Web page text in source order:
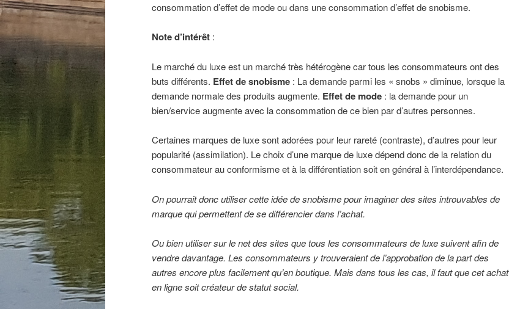
consommation d’effet de mode ou dans une consommation d’effet de snobisme.
Note d’intérêt :
Le marché du luxe est un marché très hétérogène car tous les consommateurs ont des
buts différents. Effet de snobisme : La demande parmi les « snobs » diminue, lorsque la
demande normale des produits augmente. Effet de mode : la demande pour un
bien/service augmente avec la consommation de ce bien par d’autres personnes.
Certaines marques de luxe sont adorées pour leur rareté (contraste), d’autres pour leur
popularité (assimilation). Le choix d’une marque de luxe dépend donc de la relation du
consommateur au conformisme et à la différentiation soit en général à l’interdépendance.
On pourrait donc utiliser cette idée de snobisme pour imaginer des sites introuvables de
marque qui permettent de se différencier dans l’achat.
Ou bien utiliser sur le net des sites que tous les consommateurs de luxe suivent afin de
vendre davantage. Les consommateurs y trouveraient de l’approbation de la part des
autres encore plus facilement qu’en boutique. Mais dans tous les cas, il faut que cet achat
en ligne soit créateur de statut social.